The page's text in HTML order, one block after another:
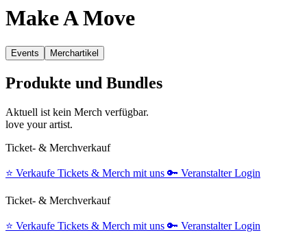
Make A Move
Events Merchartikel
Produkte und Bundles
Aktuell ist kein Merch verfügbar.
love your artist.
Ticket- & Merchverkauf
⭐️ Verkaufe Tickets & Merch mit uns 🔑 Veranstalter Login
Ticket- & Merchverkauf
⭐️ Verkaufe Tickets & Merch mit uns 🔑 Veranstalter Login